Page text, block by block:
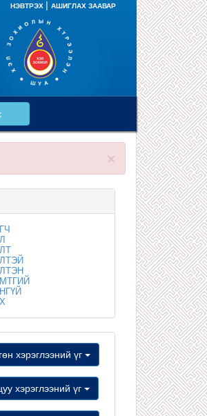
НЭВТРЭХ АШИГЛАХ ЗААВАР
×
хэрэглээний үг
хэрэглээний үг